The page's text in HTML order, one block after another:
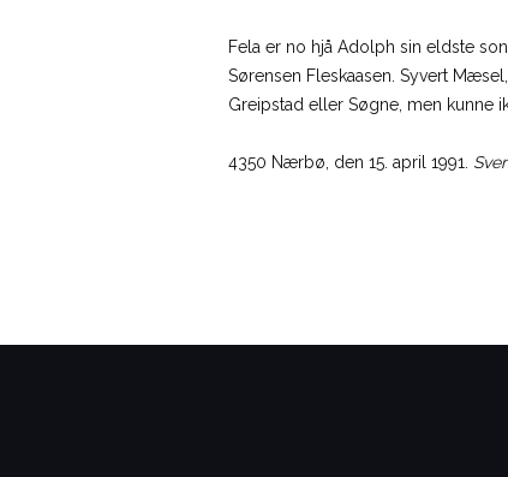
Fela er no hjå Adolph sin eldste
Sørensen Fleskaasen. Syvert
Greipstad eller Søgne, men kunne
4350 Nærbø, den 15. april 1991.